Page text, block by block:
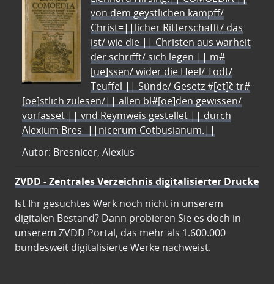
von dem geystlichen kampff/
Christ=||licher Ritterschafft/ das
ist/ wie die || Christen aus warheit
der schrifft/ sich legen || m#
[ue]ssen/ wider die Heel/ Todt/
Teuffel || Sünde/ Gesetz #[et]c̃ tr#
[oe]stlich zulesen/|| allen bl#[oe]den gewissen/
vorfasset || vnd Reymweis gestellet || durch
Alexium Bres=||nicerum Cotbusianum.||
Autor: Bresnicer, Alexius
ZVDD - Zentrales Verzeichnis digitalisierter Drucke
Ist Ihr gesuchtes Werk noch nicht in unserem
digitalen Bestand? Dann probieren Sie es doch in
unserem ZVDD Portal, das mehr als 1.600.000
bundesweit digitalisierte Werke nachweist.